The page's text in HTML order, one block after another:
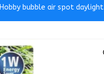
Hobby bubble air spot daylight